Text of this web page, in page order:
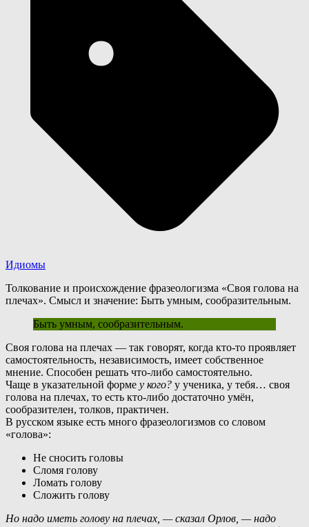
Идиомы
Толкование и происхождение фразеологизма «Своя голова на
плечах». Смысл и значение: Быть умным, сообразительным.
Быть умным, сообразительным.
Своя голова на плечах — так говорят, когда кто-то проявляет
самостоятельность, независимость, имеет собственное
мнение. Способен решать что-либо самостоятельно.
Чаще в указательной форме у кого? у ученика, у тебя… своя
голова на плечах, то есть кто-либо достаточно умён,
сообразителен, толков, практичен.
В русском языке есть много фразеологизмов со словом
«голова»:
Не сносить головы
Сломя голову
Ломать голову
Сложить голову
Но надо иметь голову на плечах, — сказал Орлов, — надо